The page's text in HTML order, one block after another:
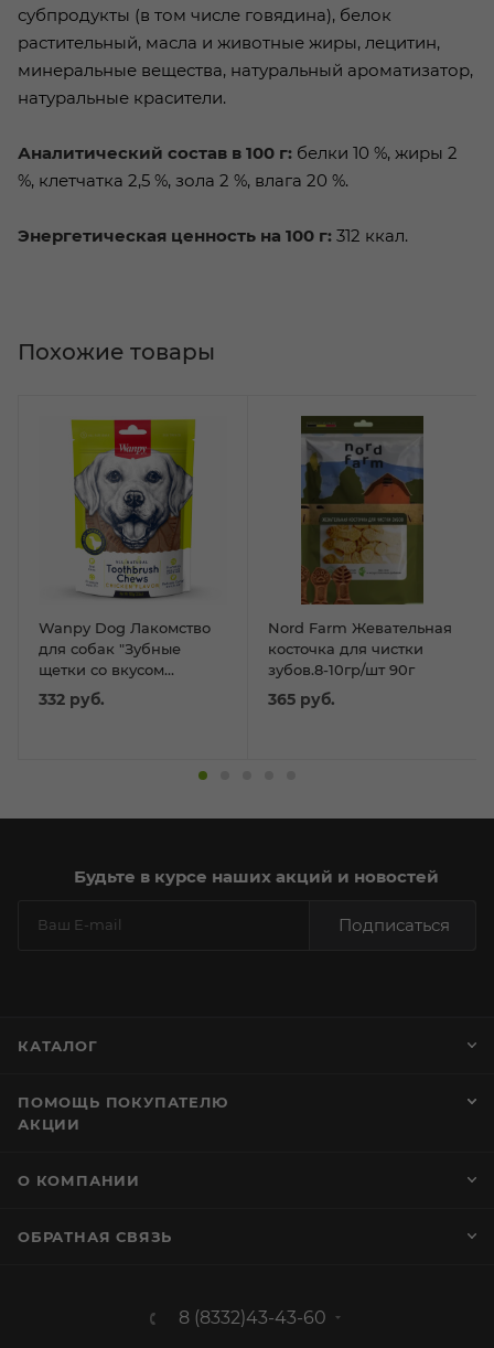
субпродукты (в том числе говядина), белок
растительный, масла и животные жиры, лецитин,
минеральные вещества, натуральный ароматизатор,
натуральные красители.
Аналитический состав в 100 г: белки 10 %, жиры 2
%, клетчатка 2,5 %, зола 2 %, влага 20 %.
Энергетическая ценность на 100 г: 312 ккал.
Wanpy Dog Лакомство
для собак "Зубные
щетки со вкусом
курицы" 100 г
332 руб.
Nord Farm Жевательная
косточка для чистки
зубов.8-10гр/шт 90г
365 руб.
Похожие товары
Будьте в курсе наших акций и новостей
Подписаться
КАТАЛОГ
ПОМОЩЬ ПОКУПАТЕЛЮ
АКЦИИ
О КОМПАНИИ
ОБРАТНАЯ СВЯЗЬ
8 (8332)43-43-60